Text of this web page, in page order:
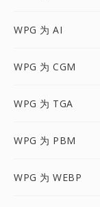
WPG 为 AI
WPG 为 CGM
WPG 为 TGA
WPG 为 PBM
WPG 为 WEBP